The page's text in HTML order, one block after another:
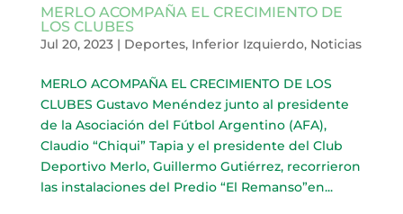
MERLO ACOMPAÑA EL CRECIMIENTO DE
LOS CLUBES
Jul 20, 2023| Deportes, Inferior Izquierdo, Noticias
MERLO ACOMPAÑA EL CRECIMIENTO DE LOS
CLUBES Gustavo Menéndez junto al presidente
de la Asociación del Fútbol Argentino (AFA),
Claudio “Chiqui” Tapia y el presidente del Club
Deportivo Merlo, Guillermo Gutiérrez, recorrieron
las instalaciones del Predio “El Remanso”en...